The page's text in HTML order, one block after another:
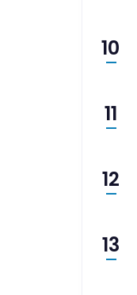
10
11
12
13